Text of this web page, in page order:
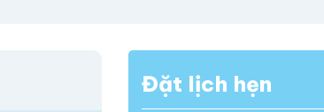
Đặt lịch hẹn